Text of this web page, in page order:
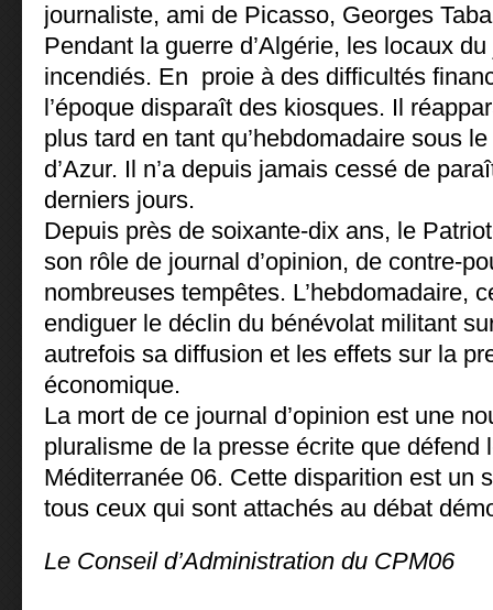
journaliste, ami de Picasso, Georges
Pendant la guerre d’Algérie, les locaux
incendiés. En proie à des difficultés
l’époque disparaît des kiosques. Il
plus tard en tant qu’hebdomadaire sous
d’Azur. Il n’a depuis jamais cessé de
derniers jours.
Depuis près de soixante-dix ans, le
son rôle de journal d’opinion, de contre-
nombreuses tempêtes. L’hebdomadaire,
endiguer le déclin du bénévolat militant
autrefois sa diffusion et les effets sur la
économique.
La mort de ce journal d’opinion est une
pluralisme de la presse écrite que défend
Méditerranée 06. Cette disparition est un
tous ceux qui sont attachés au débat
Le Conseil d’Administration du CPM06